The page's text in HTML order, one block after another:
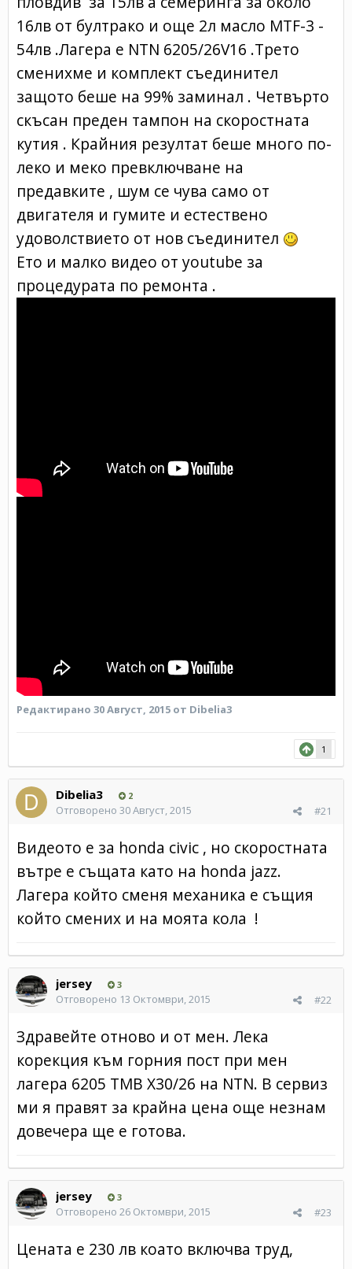
16лв от бултрако и още 2л масло MTF-3 -
54лв .Лагера е NTN 6205/26V16 .Трето
сменихме и комплект съединител
защото беше на 99% заминал . Четвърто
скъсан преден тампон на скоростната
кутия . Крайния резултат беше много по-
леко и меко превключване на
предавките , шум се чува само от
двигателя и гумите и естествено
удоволствието от нов съединител
Ето и малко видео от youtube за
процедурата по ремонта .
Редактирано 30 Август, 2015 от Dibelia3
1
Dibelia3 2
#21
Отговорено 30 Август, 2015
Видеото е за honda civic , но скоростната
вътре е същата като на honda jazz.
Лагера който сменя механика е същия
който смених и на моята кола !
jersey 3
#22
Отговорено 13 Октомври, 2015
Здравейте отново и от мен. Лека
корекция към горния пост при мен
лагера 6205 TMB X30/26 на NTN. В сервиз
ми я правят за крайна цена още незнам
довечера ще е готова.
jersey 3
#23
Отговорено 26 Октомври, 2015
Цената е 230 лв коато включва труд,